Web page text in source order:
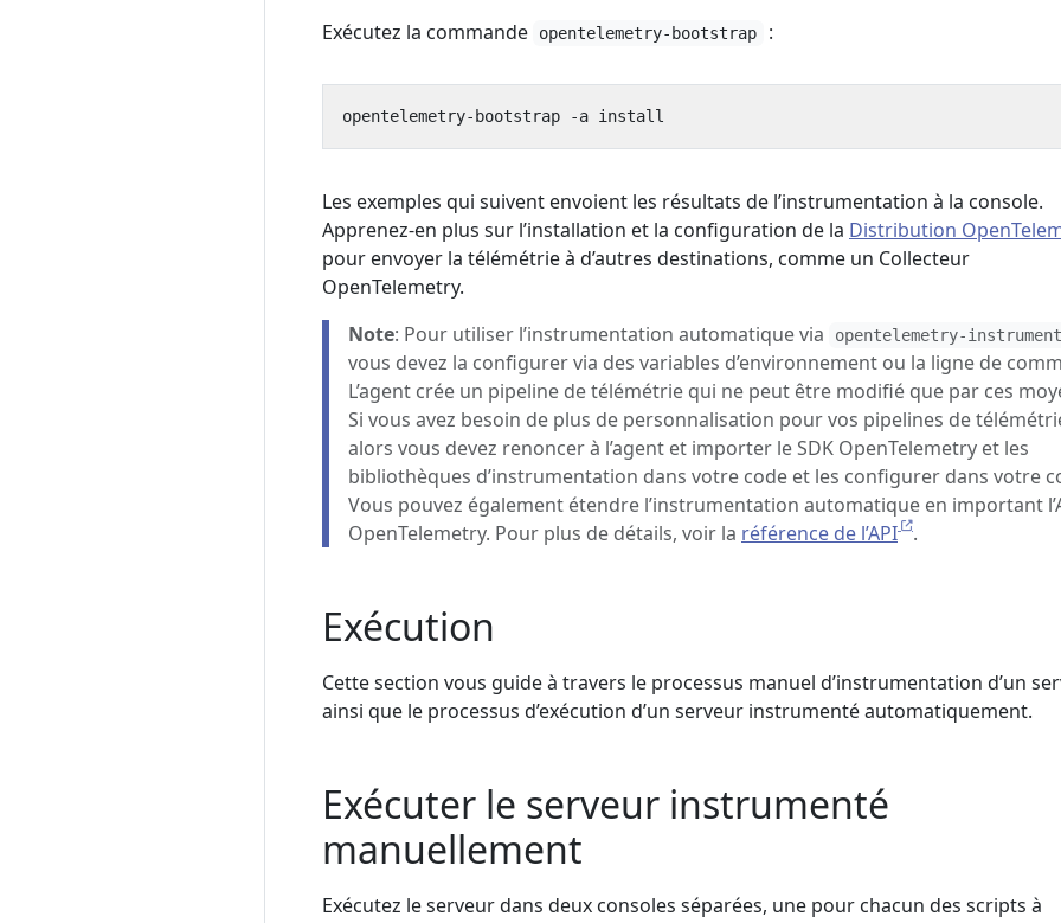
Exécutez la commande opentelemetry-bootstrap :
Les exemples qui suivent envoient les résultats de l’instrumentation à la console.
Apprenez-en plus sur l’installation et la configuration de la Distribution
pour envoyer la télémétrie à d’autres destinations, comme un Collecteur
OpenTelemetry.
Note: Pour utiliser l’instrumentation automatique via opentelemetry-instrument
vous devez la configurer via des variables d’environnement ou la ligne de
L’agent crée un pipeline de télémétrie qui ne peut être modifié que par ces
Si vous avez besoin de plus de personnalisation pour vos pipelines de
alors vous devez renoncer à l’agent et importer le SDK OpenTelemetry et les
bibliothèques d’instrumentation dans votre code et les configurer dans votre
Vous pouvez également étendre l’instrumentation automatique en important
OpenTelemetry. Pour plus de détails, voir la référence de l’API .
Exécution
Cette section vous guide à travers le processus manuel d’instrumentation d’un
ainsi que le processus d’exécution d’un serveur instrumenté automatiquement.
Exécuter le serveur instrumenté
manuellement
Exécutez le serveur dans deux consoles séparées, une pour chacun des scripts à